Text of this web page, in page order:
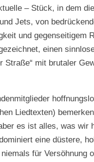
– Stück, in dem
Jets, von
und gegenseitigem
einen
Straße“ mit brutaler
Liedtexten)
es ist alles, was wir
eine düstere,
für Versöhnung
F
t
o
M
m
e
r